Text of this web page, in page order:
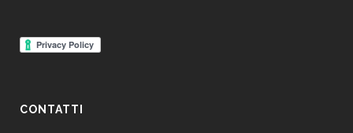
CONTATTI